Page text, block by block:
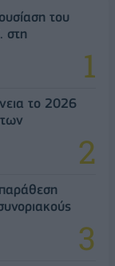
του
στη
το 2026